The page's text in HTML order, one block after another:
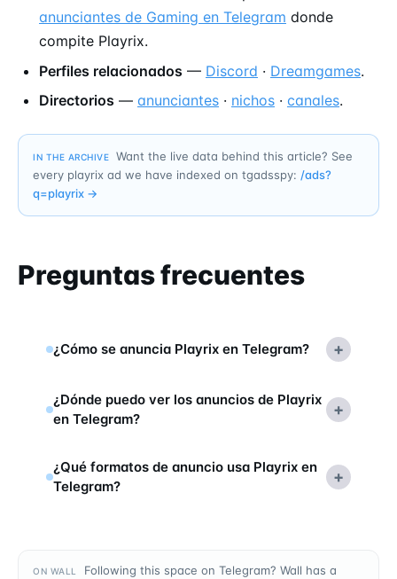
anunciantes de Gaming en Telegram donde
compite Playrix.
Perfiles relacionados — Discord · Dreamgames.
Directorios — anunciantes · nichos · canales.
IN THE ARCHIVE
Want the live data behind this article? See
every playrix ad we have indexed on tgadsspy: /ads?
q=playrix →
Preguntas frecuentes
¿Cómo se anuncia Playrix en Telegram? +
¿Dónde puedo ver los anuncios de Playrix
en Telegram?
+
¿Qué formatos de anuncio usa Playrix en
Telegram?
+
ON WALL
Following this space on Telegram? Wall has a